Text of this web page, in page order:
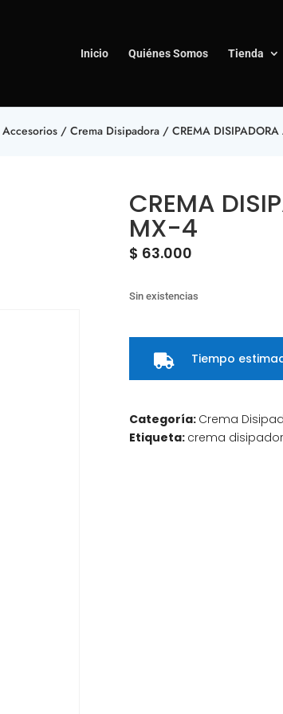
Inicio Quiénes Somos Tienda
Accesorios/ Crema Disipadora/ CREMA DISIPADORA
CREMA
MX-4
$ 63.000
Sin existencias
 Tiempo
Categoría: Crema
Etiqueta: crema